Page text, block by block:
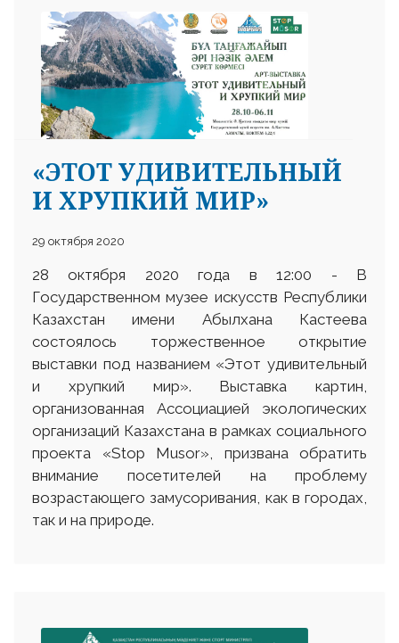
«ЭТОТ УДИВИТЕЛЬНЫЙ
И ХРУПКИЙ МИР»
29 октября 2020
28 октября 2020 года в 12:00 - В
Государственном музее искусств Республики
Казахстан имени Абылхана Кастеева
состоялось торжественное открытие
выставки под названием «Этот удивительный
и хрупкий мир». Выставка картин,
организованная Ассоциацией экологических
организаций Казахстана в рамках социального
проекта «Stop Musor», призвана обратить
внимание посетителей на проблему
возрастающего замусоривания, как в городах,
так и на природе.